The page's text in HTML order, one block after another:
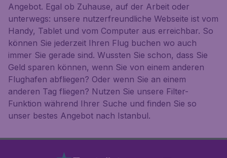
Angebot. Egal ob Zuhause, auf der Arbeit oder
unterwegs: unsere nutzerfreundliche Webseite ist vom
Handy, Tablet und vom Computer aus erreichbar. So
können Sie jederzeit Ihren Flug buchen wo auch
immer Sie gerade sind. Wussten Sie schon, dass Sie
Geld sparen können, wenn Sie von einem anderen
Flughafen abfliegen? Oder wenn Sie an einem
anderen Tag fliegen? Nutzen Sie unsere Filter-
Funktion während Ihrer Suche und finden Sie so
unser bestes Angebot nach Istanbul.